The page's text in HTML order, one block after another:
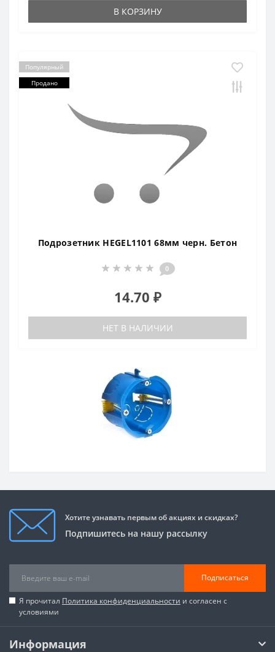
В КОРЗИНУ
Популярный
Продано
Подрозетник HEGEL1101 68мм черн. Бетон
0
14.70 ₽
НЕТ В НАЛИЧИИ
Хотите узнавать первым об акциях и скидках?
Подпишитесь на нашу рассылку
Подписаться
Я прочитал Политика конфиденциальности и согласен с
условиями
Информация